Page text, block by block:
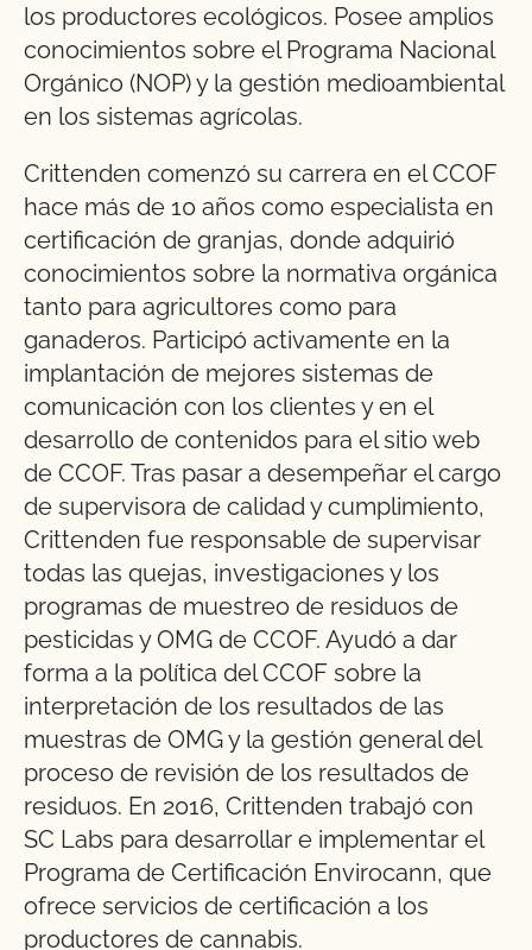
los productores ecológicos. Posee amplios
conocimientos sobre el Programa Nacional
Orgánico (NOP) y la gestión medioambiental
en los sistemas agrícolas.
Crittenden comenzó su carrera en el CCOF
hace más de 10 años como especialista en
certificación de granjas, donde adquirió
conocimientos sobre la normativa orgánica
tanto para agricultores como para
ganaderos. Participó activamente en la
implantación de mejores sistemas de
comunicación con los clientes y en el
desarrollo de contenidos para el sitio web
de CCOF. Tras pasar a desempeñar el cargo
de supervisora de calidad y cumplimiento,
Crittenden fue responsable de supervisar
todas las quejas, investigaciones y los
programas de muestreo de residuos de
pesticidas y OMG de CCOF. Ayudó a dar
forma a la política del CCOF sobre la
interpretación de los resultados de las
muestras de OMG y la gestión general del
proceso de revisión de los resultados de
residuos. En 2016, Crittenden trabajó con
SC Labs para desarrollar e implementar el
Programa de Certificación Envirocann, que
ofrece servicios de certificación a los
productores de cannabis.